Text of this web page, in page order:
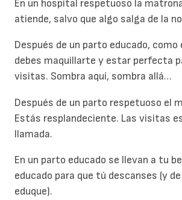
En un hospital respetuoso la
atiende, salvo que algo salga de la
Después de un parto educado, como
debes maquillarte y estar perfecta
visitas. Sombra aquí, sombra allá…
Después de un parto respetuoso el
Estás resplandeciente. Las visitas
llamada.
En un parto educado se llevan a tu
educado para que tú descanses (y
eduque).